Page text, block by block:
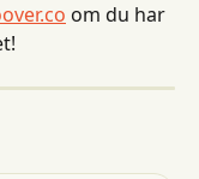
om du har